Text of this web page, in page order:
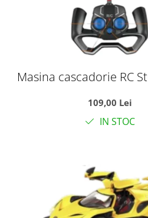
Masina cascadorie RC
si acumulator,
109,00 Lei
IN STOC